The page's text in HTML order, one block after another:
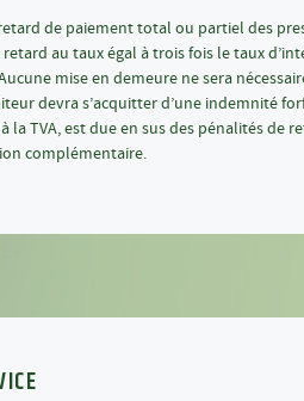
de paiement total ou partiel des
au taux égal à trois fois le taux
mise en demeure ne sera
devra s’acquitter d’une indemnité
TVA, est due en sus des pénalités de
complémentaire.